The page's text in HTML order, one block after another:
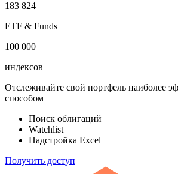
183 824
ETF & Funds
100 000
индексов
Отслеживайте свой портфель наиболее
способом
Поиск облигаций
Watchlist
Надстройка Excel
Получить доступ